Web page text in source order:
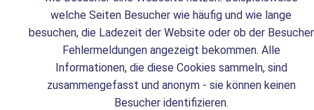
welche Seiten Besucher wie häufig und wie lange
besuchen, die Ladezeit der Website oder ob der Besucher
Fehlermeldungen angezeigt bekommen. Alle
Informationen, die diese Cookies sammeln, sind
zusammengefasst und anonym - sie können keinen
Besucher identifizieren.